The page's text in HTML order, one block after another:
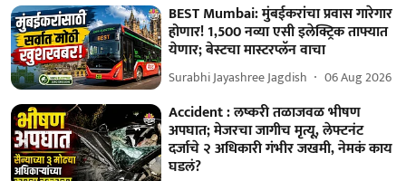
BEST Mumbai: मुंबईकरांचा प्रवास गारेगार
होणार! 1,500 नव्या एसी इलेक्ट्रिक ताफ्यात
येणार; बेस्टचा मास्टरप्लॅन वाचा
Surabhi Jayashree Jagdish 06 Aug 2026
Accident : लष्करी तळाजवळ भीषण
अपघात; मेजरचा जागीच मृत्यू, लेफ्टनंट
दर्जाचे २ अधिकारी गंभीर जखमी, नेमकं काय
घडलं?